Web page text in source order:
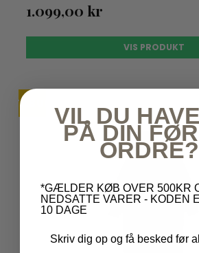
1.099,00 kr
VIS PRODUKT
TILBUD VIL DU
PÅ DIN
*GÆLDER KØB OVER 500KR
NEDSATTE VARER - KODEN
10 DAGE
Skriv dig op og få besked før